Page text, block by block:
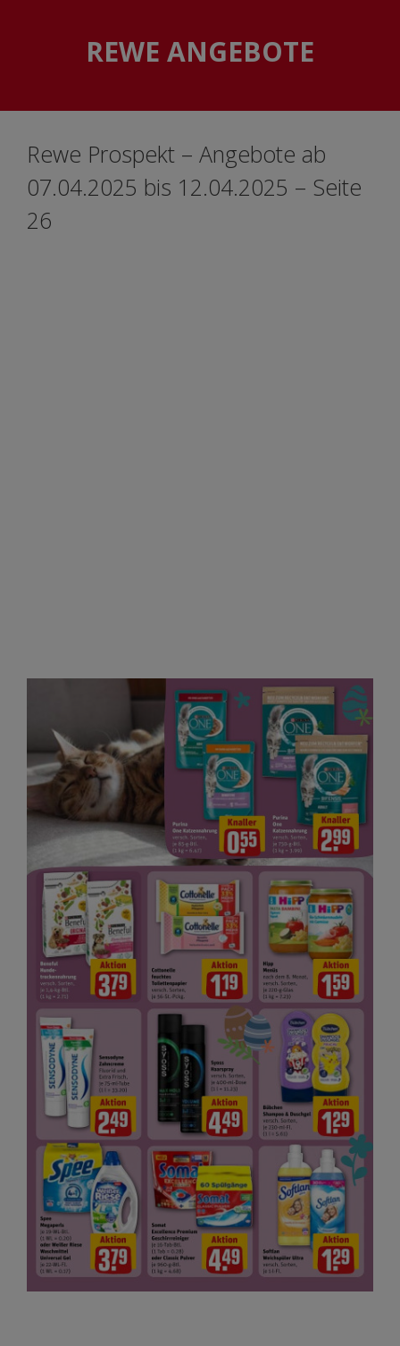
REWE ANGEBOTE
Rewe Prospekt – Angebote ab
07.04.2025 bis 12.04.2025 – Seite
26